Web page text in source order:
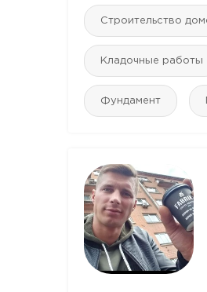
Строительство
Кладочные работы
Фундамент